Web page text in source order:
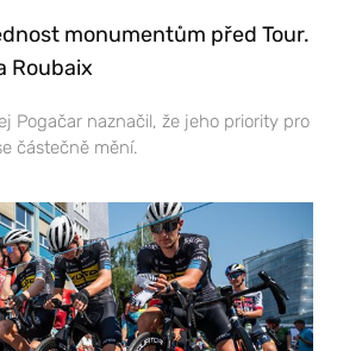
monumentům před Tour.
Roubaix
Pogačar naznačil, že jeho priority pro
částečně mění.